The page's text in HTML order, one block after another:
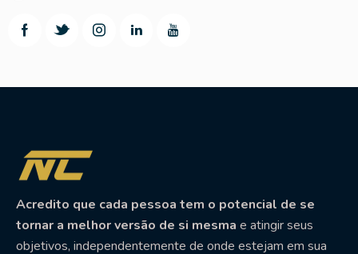
Acredito que cada pessoa tem o potencial de se
tornar a melhor versão de si mesma e atingir seus
objetivos, independentemente de onde estejam em sua